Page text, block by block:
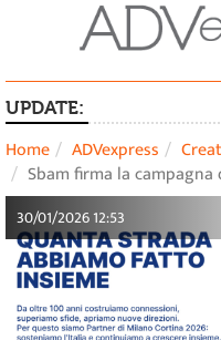
UPDATE:
Home ADVexpress
Sbam firma la
30/01/2026 12:53